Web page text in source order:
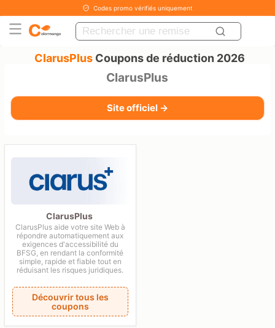
Codes promo vérifiés uniquement
ClarusPlusCoupons de réduction 2026
ClarusPlus
Site officiel →
ClarusPlus
ClarusPlus aide votre site Web à
répondre automatiquement aux
exigences d'accessibilité du
BFSG, en rendant la conformité
simple, rapide et fiable tout en
réduisant les risques juridiques.
Découvrir tous les
coupons